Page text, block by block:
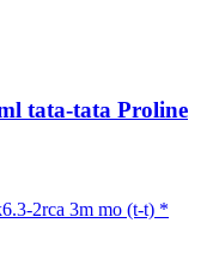
tata-tata Proline